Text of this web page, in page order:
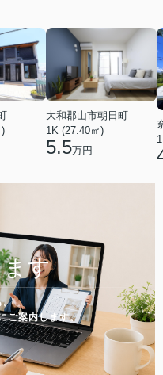
大和郡山市朝日町
1K (27.40㎡)
5.5万円
ます
。
ご案内します。